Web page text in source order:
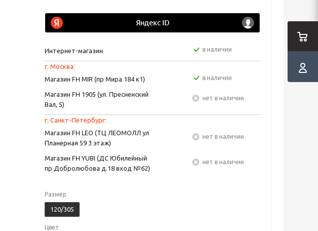
Интернет-магазин в наличии
г. Москва:
Магазин FH MIR (пр Мира 184 к1)
в наличии
Магазин FH 1905 (ул. Пресненский
Вал, 5)
Нет в наличии
г. Санкт-Петербург:
Магазин FH LEO (ТЦ ЛЕОМОЛЛ ул
Планерная 59 3 этаж)
Нет в наличии
Магазин FH YUBI (ДС Юбилейный
пр Добролюбова д.18 вход №62)
Нет в наличии
Размер
120/305
Цвет